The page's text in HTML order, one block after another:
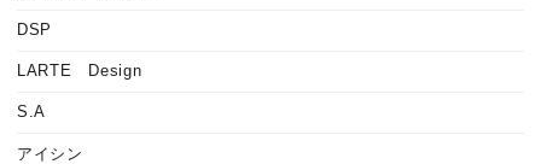
DSP
LARTE Design
S.A
アイシン